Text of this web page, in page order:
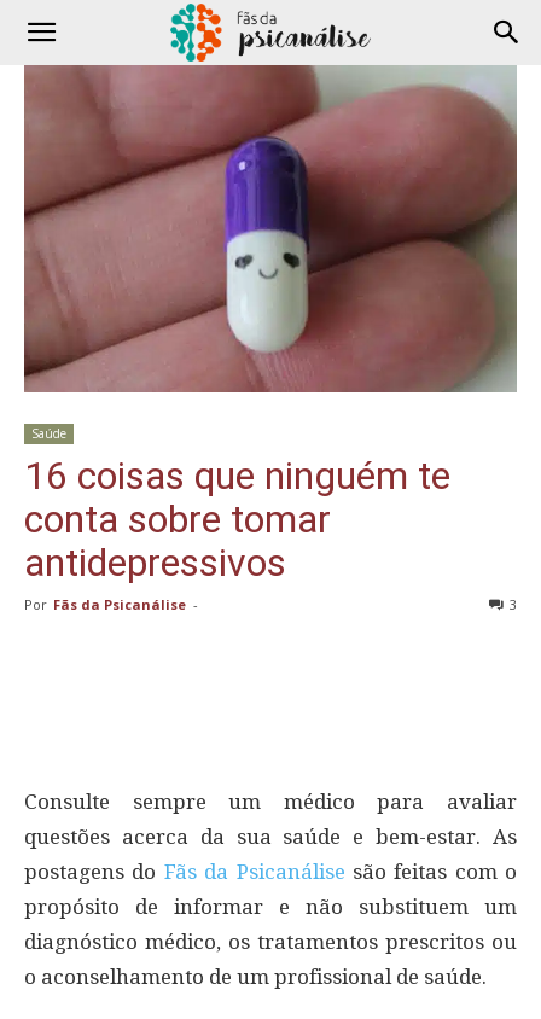
Saúde
16 coisas que ninguém te
conta sobre tomar
antidepressivos
Por Fãs da Psicanálise - 3
Consulte sempre um médico para avaliar
questões acerca da sua saúde e bem-estar. As
postagens do Fãs da Psicanálise são feitas com o
propósito de informar e não substituem um
diagnóstico médico, os tratamentos prescritos ou
o aconselhamento de um profissional de saúde.